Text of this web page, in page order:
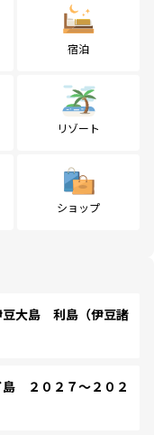
宿泊
リゾート
ショップ
大島 利島（伊豆諸
２０２７～２０２